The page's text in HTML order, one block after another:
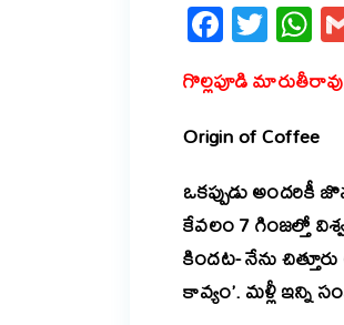
గొల్లపూడి
Origin of Coffee
ఒకప్పుడు అందరికీ
కేవలం 7 గింజల్తో
కిందట- నేను
కావ్యం’. మళ్లీ ఇన్ని